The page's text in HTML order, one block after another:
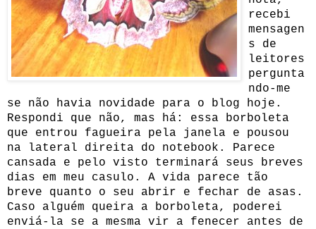
recebi
mensagen
s de
leitores
pergunta
ndo-me
se não havia novidade para o blog hoje.
Respondi que não, mas há: essa borboleta
que entrou fagueira pela janela e pousou
na lateral direita do notebook. Parece
cansada e pelo visto terminará seus breves
dias em meu casulo. A vida parece tão
breve quanto o seu abrir e fechar de asas.
Caso alguém queira a borboleta, poderei
enviá-la se a mesma vir a fenecer antes de